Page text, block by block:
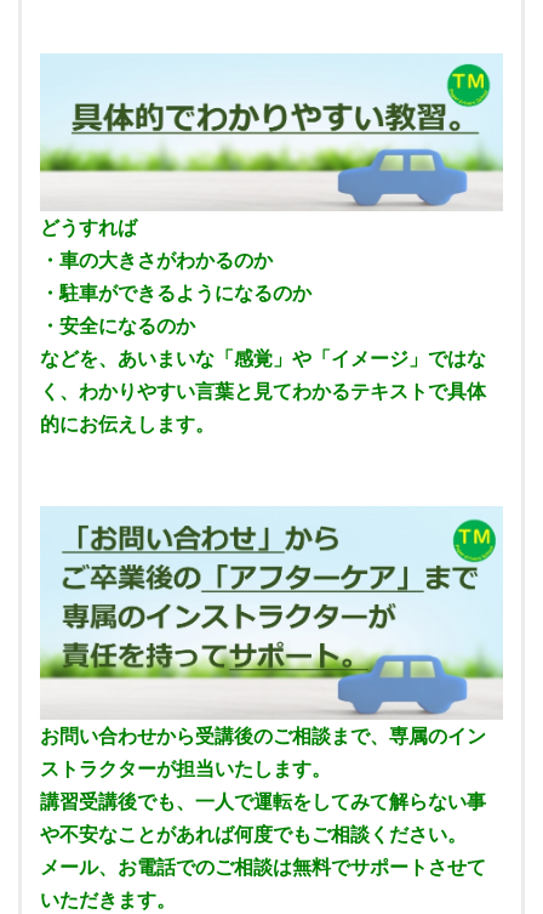
どうすれば
・車の大きさがわかるのか
・駐車ができるようになるのか
・安全になるのか
などを、 あいまいな「感覚」や「イメージ」ではな
く、わかりやすい言葉と見てわかるテキストで具体
的にお伝えします。
お問い合わせから受講後のご相談まで、専属のイン
ストラクターが担当いたします。
講習受講後でも、一人で運転をしてみて解らない事
や不安なことがあれば何度でもご相談ください。
メール、お電話でのご相談は無料でサポートさせて
いただきます。